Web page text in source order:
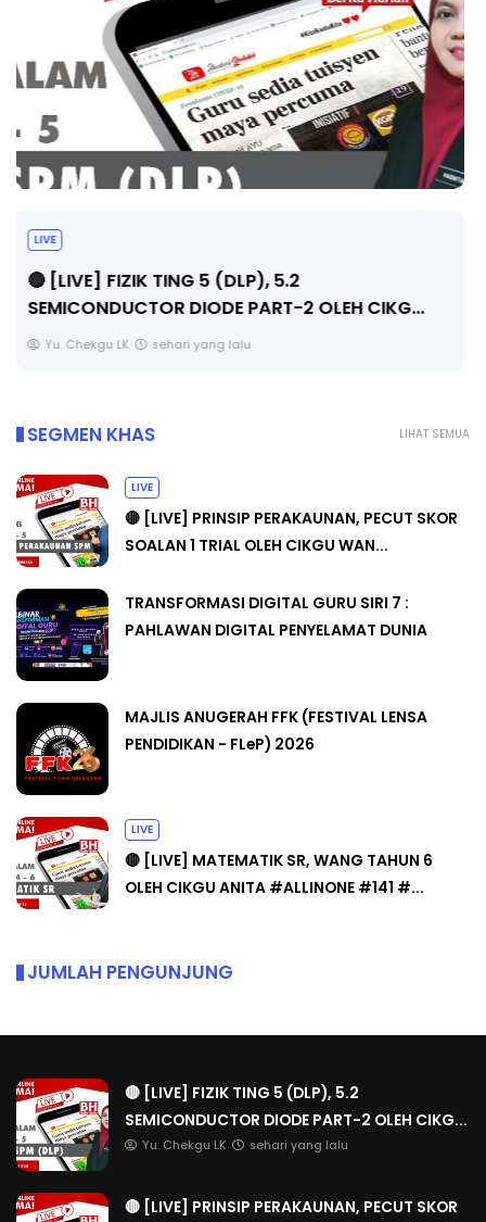
LIVE
🔴 [LIVE] PRINSIP PERAKAUNAN, PECUT SKOR
SOALAN 1 TRIAL OLEH CIKGU WAN...
Yu. Chekgu LK sehari yang lalu
LIHAT SEMUA
SEGMEN KHAS
LIVE
🔴 [LIVE] PRINSIP PERAKAUNAN, PECUT SKOR
SOALAN 1 TRIAL OLEH CIKGU WAN...
TRANSFORMASI DIGITAL GURU SIRI 7 :
PAHLAWAN DIGITAL PENYELAMAT DUNIA
MAJLIS ANUGERAH FFK (FESTIVAL LENSA
PENDIDIKAN - FLeP) 2026
LIVE
🔴 [LIVE] MATEMATIK SR, WANG TAHUN 6
OLEH CIKGU ANITA #ALLINONE #141 #...
JUMLAH PENGUNJUNG
🔴 [LIVE] FIZIK TING 5 (DLP), 5.2
SEMICONDUCTOR DIODE PART-2 OLEH CIKG...
Yu. Chekgu LK sehari yang lalu
🔴 [LIVE] PRINSIP PERAKAUNAN, PECUT SKOR